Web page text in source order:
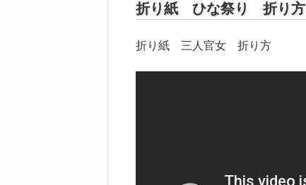
折り紙 ひな祭り 折り方
折り紙 三人官女 折り方